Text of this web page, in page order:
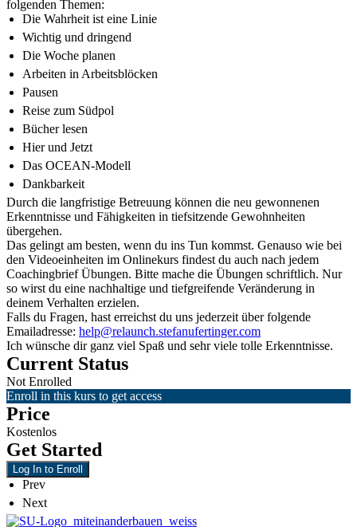
folgenden Themen:
Die Wahrheit ist eine Linie
Wichtig und dringend
Die Woche planen
Arbeiten in Arbeitsblöcken
Pausen
Reise zum Südpol
Bücher lesen
Hier und Jetzt
Das OCEAN-Modell
Dankbarkeit
Durch die langfristige Betreuung können die neu gewonnenen
Erkenntnisse und Fähigkeiten in tiefsitzende Gewohnheiten
übergehen.
Das gelingt am besten, wenn du ins Tun kommst. Genauso wie bei
den Videoeinheiten im Onlinekurs findest du auch nach jedem
Coachingbrief Übungen. Bitte mache die Übungen schriftlich. Nur
so wirst du eine nachhaltige und tiefgreifende Veränderung in
deinem Verhalten erzielen.
Falls du Fragen, hast erreichst du uns jederzeit über folgende
Emailadresse: help@relaunch.stefanufertinger.com
Ich wünsche dir ganz viel Spaß und sehr viele tolle Erkenntnisse.
Current Status
Not Enrolled
Enroll in this kurs to get access
Price
Kostenlos
Get Started
Log In to Enroll
Prev
Next